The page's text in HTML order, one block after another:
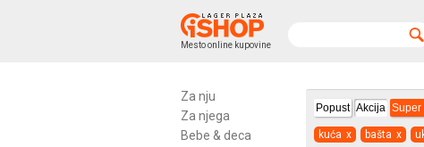
Mesto online kupovine
Za nju
Za njega
Bebe & deca
Popust Akcija Super
kuća x bašta x